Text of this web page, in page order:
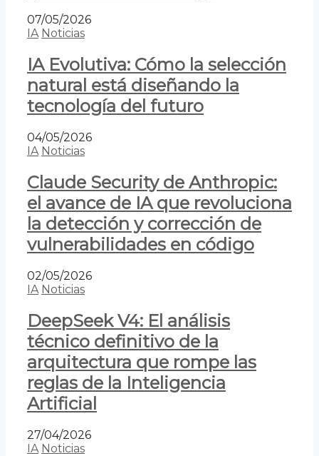
07/05/2026
IA Noticias
IA Evolutiva: Cómo la selección
natural está diseñando la
tecnología del futuro
04/05/2026
IA Noticias
Claude Security de Anthropic:
el avance de IA que revoluciona
la detección y corrección de
vulnerabilidades en código
02/05/2026
IA Noticias
DeepSeek V4: El análisis
técnico definitivo de la
arquitectura que rompe las
reglas de la Inteligencia
Artificial
27/04/2026
IA Noticias